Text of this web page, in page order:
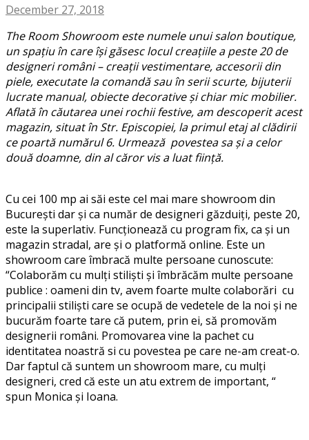
December 27, 2018
The Room Showroom este numele unui salon boutique,
un spațiu în care își găsesc locul creațiile a peste 20 de
designeri români – creații vestimentare, accesorii din
piele, executate la comandă sau în serii scurte, bijuterii
lucrate manual, obiecte decorative și chiar mic mobilier.
Aflată în căutarea unei rochii festive, am descoperit acest
magazin, situat în Str. Episcopiei, la primul etaj al clădirii
ce poartă numărul 6. Urmează povestea sa și a celor
două doamne, din al căror vis a luat ființă.
Cu cei 100 mp ai săi este cel mai mare showroom din
București dar și ca număr de designeri găzduiți, peste 20,
este la superlativ. Funcționează cu program fix, ca și un
magazin stradal, are și o platformă online. Este un
showroom care îmbracă multe persoane cunoscute:
“Colaborăm cu mulți stiliști și îmbrăcăm multe persoane
publice : oameni din tv, avem foarte multe colaborări cu
principalii stiliști care se ocupă de vedetele de la noi și ne
bucurăm foarte tare că putem, prin ei, să promovăm
designerii români. Promovarea vine la pachet cu
identitatea noastră si cu povestea pe care ne-am creat-o.
Dar faptul că suntem un showroom mare, cu mulți
designeri, cred că este un atu extrem de important, “
spun Monica și Ioana.